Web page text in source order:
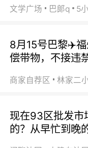
文学广场 巴郞q 5
8月15号巴黎✈️
偿带物，不接违
商家自荐区 林家二
现在93区批发市
的？从早忙到晚